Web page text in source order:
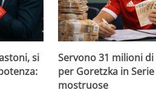
si
Servono 31 milioni
per Goretzka in
mostruose